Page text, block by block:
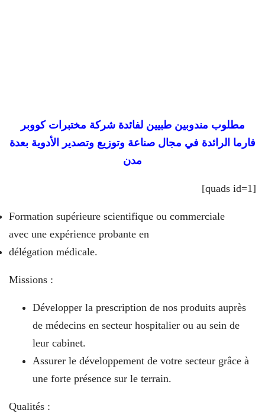
مطلوب مندوبين طبيين لفائدة شركة مختبرات كووبر
فارما الرائدة في مجال صناعة وتوزيع وتصدير الأدوية بعدة
مدن
[quads id=1]
Formation supérieure scientifique ou commerciale
avec une expérience probante en
délégation médicale.
Missions :
Développer la prescription de nos produits auprès
de médecins en secteur hospitalier ou au sein de
leur cabinet.
Assurer le développement de votre secteur grâce à
une forte présence sur le terrain.
Qualités :